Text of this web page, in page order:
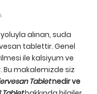
alınan, suda
tablettir. Genel
ile kalsiyum ve
Bu makalemizde siz
Tabletnedir ve